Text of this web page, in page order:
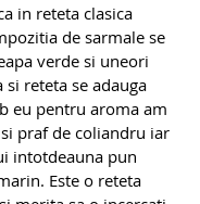
de sarmale se
verde si uneori
reteta se adauga
eu pentru aroma am
praf de coliandru iar
intotdeauna pun
Este o reteta